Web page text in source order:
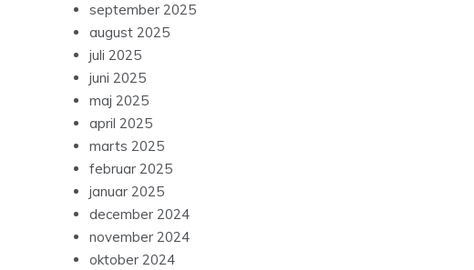
september 2025
august 2025
juli 2025
juni 2025
maj 2025
april 2025
marts 2025
februar 2025
januar 2025
december 2024
november 2024
oktober 2024